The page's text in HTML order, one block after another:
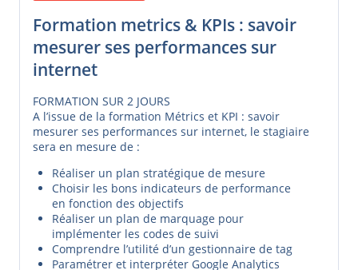
Formation metrics & KPIs : savoir
mesurer ses performances sur
internet
FORMATION SUR 2 JOURS
A l’issue de la formation Métrics et KPI : savoir
mesurer ses performances sur internet, le stagiaire
sera en mesure de :
Réaliser un plan stratégique de mesure
Choisir les bons indicateurs de performance
en fonction des objectifs
Réaliser un plan de marquage pour
implémenter les codes de suivi
Comprendre l’utilité d’un gestionnaire de tag
Paramétrer et interpréter Google Analytics